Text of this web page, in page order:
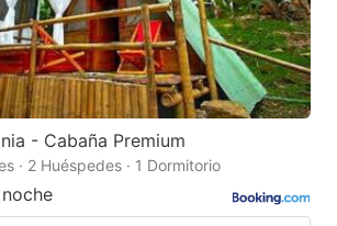
- Cabaña Premium
· 2 Huéspedes · 1 Dormitorio